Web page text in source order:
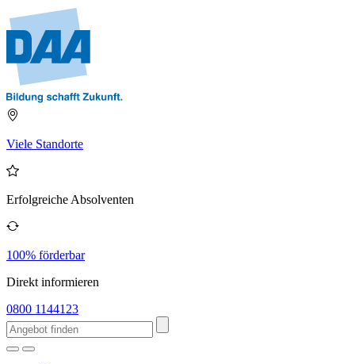
Viele Standorte
Erfolgreiche Absolventen
100% förderbar
Direkt informieren
0800 1144123